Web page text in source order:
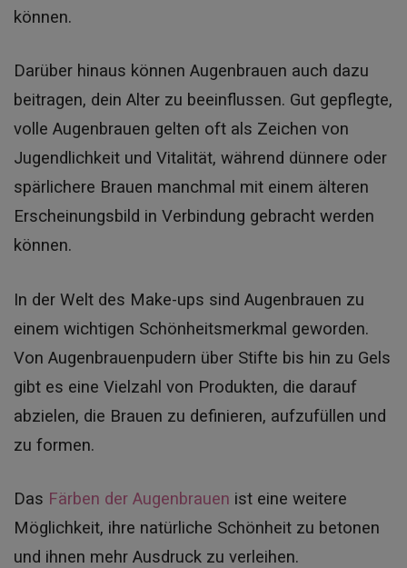
können.
Darüber hinaus können Augenbrauen auch dazu
beitragen, dein Alter zu beeinflussen. Gut gepflegte,
volle Augenbrauen gelten oft als Zeichen von
Jugendlichkeit und Vitalität, während dünnere oder
spärlichere Brauen manchmal mit einem älteren
Erscheinungsbild in Verbindung gebracht werden
können.
In der Welt des Make-ups sind Augenbrauen zu
einem wichtigen Schönheitsmerkmal geworden.
Von Augenbrauenpudern über Stifte bis hin zu Gels
gibt es eine Vielzahl von Produkten, die darauf
abzielen, die Brauen zu definieren, aufzufüllen und
zu formen.
Das Färben der Augenbrauen ist eine weitere
Möglichkeit, ihre natürliche Schönheit zu betonen
und ihnen mehr Ausdruck zu verleihen.